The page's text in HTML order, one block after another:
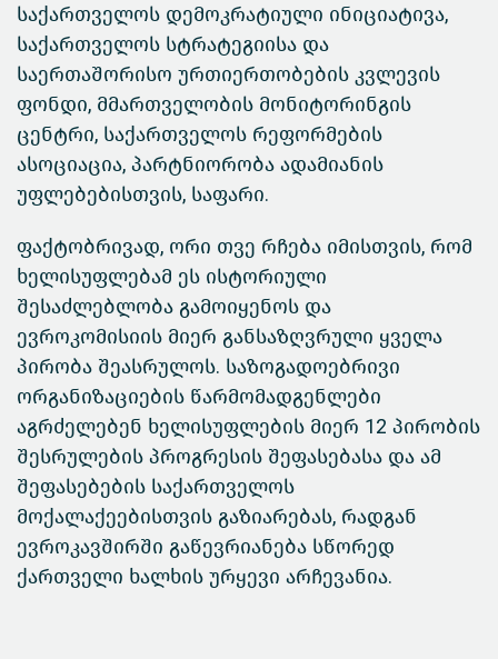
საქართველოს დემოკრატიული ინიციატივა,
საქართველოს სტრატეგიისა და
საერთაშორისო ურთიერთობების კვლევის
ფონდი, მმართველობის მონიტორინგის
ცენტრი, საქართველოს რეფორმების
ასოციაცია, პარტნიორობა ადამიანის
უფლებებისთვის, საფარი.
ფაქტობრივად, ორი თვე რჩება იმისთვის, რომ
ხელისუფლებამ ეს ისტორიული
შესაძლებლობა გამოიყენოს და
ევროკომისიის მიერ განსაზღვრული ყველა
პირობა შეასრულოს. საზოგადოებრივი
ორგანიზაციების წარმომადგენლები
აგრძელებენ ხელისუფლების მიერ 12 პირობის
შესრულების პროგრესის შეფასებასა და ამ
შეფასებების საქართველოს
მოქალაქეებისთვის გაზიარებას, რადგან
ევროკავშირში გაწევრიანება სწორედ
ქართველი ხალხის ურყევი არჩევანია.